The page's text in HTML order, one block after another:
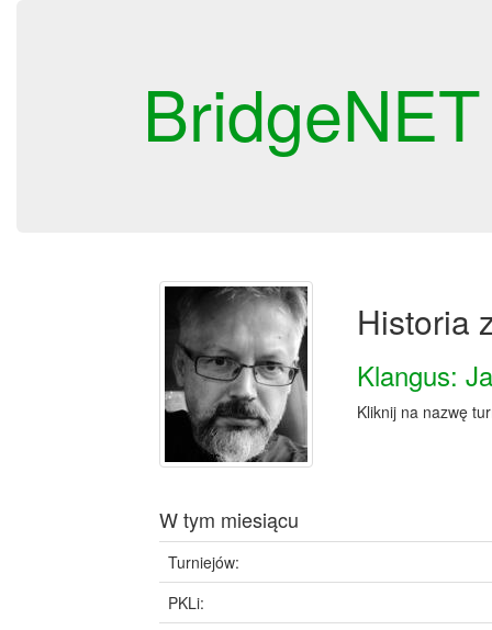
BridgeNET
Historia
Klangus:
Kliknij na nazwę
W tym miesiącu
Turniejów:
PKLi: